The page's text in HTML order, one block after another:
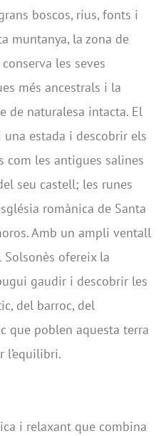
boscos, rius, fonts i
muntanya, la zona de
les seves
més ancestrals i la
de naturalesa intacta. El
estada i descobrir els
com les antigues salines
seu castell; les runes
romànica de Santa
Amb un ampli ventall
Solsonès ofereix la
gaudir i descobrir les
del barroc, del
que poblen aquesta terra
l’equilibri.
i relaxant que combina